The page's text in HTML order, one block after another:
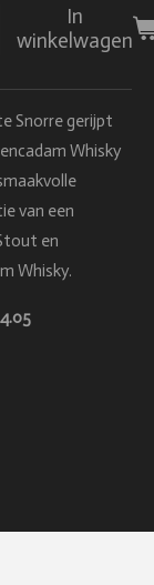
In
winkelwagen
Snorre gerijpt
Whisky
van een
en
Whisky.